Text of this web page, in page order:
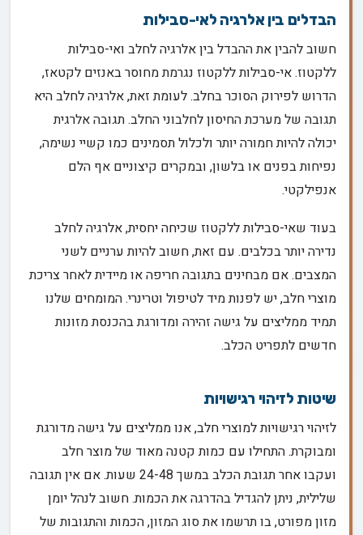
הבדלים בין אלרגיה לאי-סבילות
חשוב להבין את ההבדל בין אלרגיה לחלב ואי-סבילות
ללקטוז. אי-סבילות ללקטוז נגרמת מחוסר באנזים לקטאז,
הדרוש לפירוק הסוכר בחלב. לעומת זאת, אלרגיה לחלב היא
תגובה של מערכת החיסון לחלבוני החלב. תגובה אלרגית
יכולה להיות חמורה יותר ולכלול תסמינים כמו קשיי נשימה,
נפיחות בפנים או בלשון, ובמקרים קיצוניים אף הלם
אנפילקטי.
בעוד שאי-סבילות ללקטוז שכיחה יחסית, אלרגיה לחלב
נדירה יותר בכלבים. עם זאת, חשוב להיות ערניים לשני
המצבים. אם מבחינים בתגובה חריפה או מיידית לאחר צריכת
מוצרי חלב, יש לפנות מיד לטיפול וטרינרי. המומחים שלנו
תמיד ממליצים על גישה זהירה ומדורגת בהכנסת מזונות
חדשים לתפריט הכלב.
שיטות לזיהוי רגישויות
לזיהוי רגישויות למוצרי חלב, אנו ממליצים על גישה מדורגת
ומבוקרת. התחילו עם כמות קטנה מאוד של מוצר חלב
ועקבו אחר תגובת הכלב במשך 24-48 שעות. אם אין תגובה
שלילית, ניתן להגדיל בהדרגה את הכמות. חשוב לנהל יומן
מזון מפורט, בו תרשמו את סוג המזון, הכמות והתגובות של